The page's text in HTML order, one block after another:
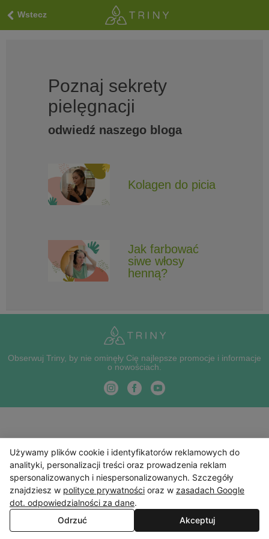
Wstecz
Poznaj sekrety
pielęgnacji
odwiedź naszego bloga
Kolagen do picia
Jak farbować
siwe włosy
henną?
Obserwuj Triny, by nie ominęły Cię najlepsze promocje i informacje
o nowościach.
Używamy plików cookie i identyfikatorów reklamowych do
analityki, personalizacji treści oraz prowadzenia reklam
spersonalizowanych i niespersonalizowanych. Szczegóły
znajdziesz w polityce prywatności oraz w zasadach Google
dot. odpowiedzialności za dane.
Odrzuć
Akceptuj